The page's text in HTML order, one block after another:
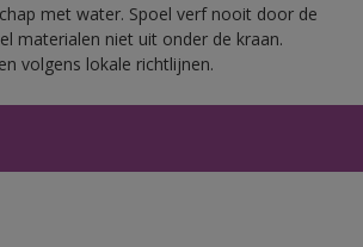
met water. Spoel verf nooit door de
materialen niet uit onder de kraan.
volgens lokale richtlijnen.